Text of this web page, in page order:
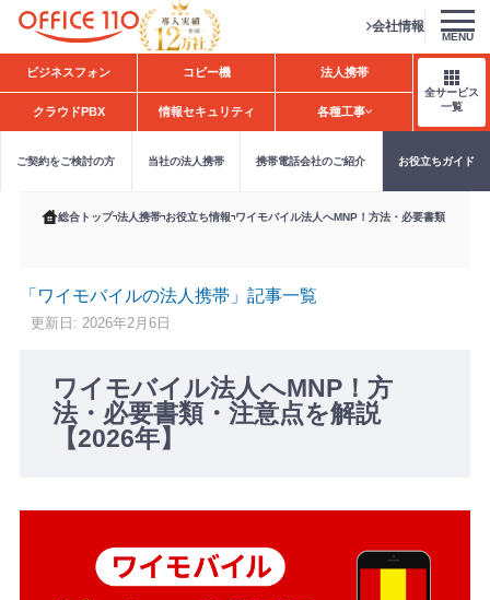
H
o
会社情報
MENU
ビジネスフォン コピー機 法人携帯
クラウドPBX 情報セキュリティ 各種工事
全サービス
一覧
ご契約をご検討の方 当社の法人携帯 携帯電話会社のご紹介 お役立ちガイド
総合トップ 法人携帯 お役立ち情報 ワイモバイル法人へMNP！方法・必要書類・注意
「ワイモバイルの法人携帯」記事一覧
更新日: 2026年2月6日
ワイモバイル法人へMNP！方
法・必要書類・注意点を解説
【2026年】